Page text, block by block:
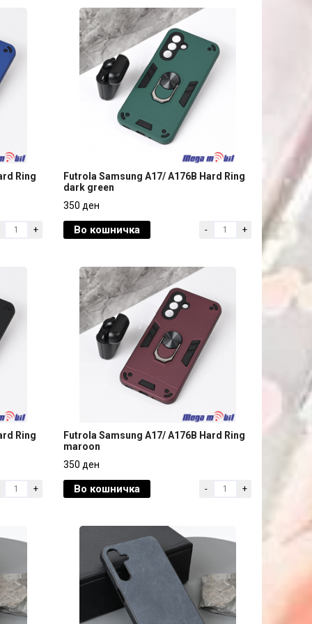
Ring
Ring
+
Futrola Samsung A17/ A176B Hard Ring
350 ден
Futrola Samsung A17/ A176B Hard Ring
dark green
350 ден
Во кошничка - +
Ring
Ring
+
Futrola Samsung A17/ A176B Hard Ring
350 ден
Futrola Samsung A17/ A176B Hard Ring
maroon
350 ден
Во кошничка - +